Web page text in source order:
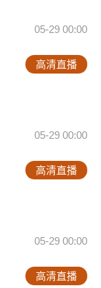
05-29 00:00
高清直播
05-29 00:00
高清直播
05-29 00:00
高清直播